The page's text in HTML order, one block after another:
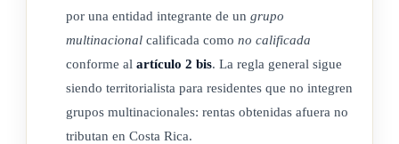
ley N° 7092, Ley de impuesto sobre la renta, para lograr la
exclusión de Costa Rica de la lista de países no cooperantes
en materia fiscal de la Unión Europea")
i. Los centros administrativos.
por una entidad integrante de un grupo
multinacional calificada como no calificada
conforme al artículo 2 bis. La regla general sigue
siendo territorialista para residentes que no integren
grupos multinacionales: rentas obtenidas afuera no
tributan en Costa Rica.